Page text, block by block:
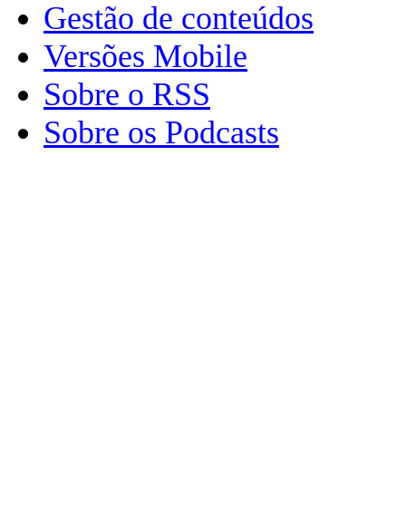
Gestão de conteúdos
Versões Mobile
Sobre o RSS
Sobre os Podcasts